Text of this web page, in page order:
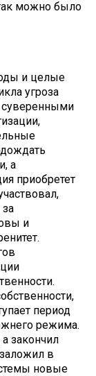
можно было
и целые
угроза
суверенными
а
приобретет
и
период
режима.
закончил
в
новые